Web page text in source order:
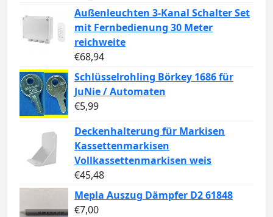
Außenleuchten 3-Kanal Schalter Set
mit Fernbedienung 30 Meter
reichweite
€68,94
Schlüsselrohling Börkey 1686 für
JuNie / Automaten
€5,99
Deckenhalterung für Markisen
Kassettenmarkisen
Vollkassettenmarkisen weis
€45,48
Mepla Auszug Dämpfer D2 61848
€7,00